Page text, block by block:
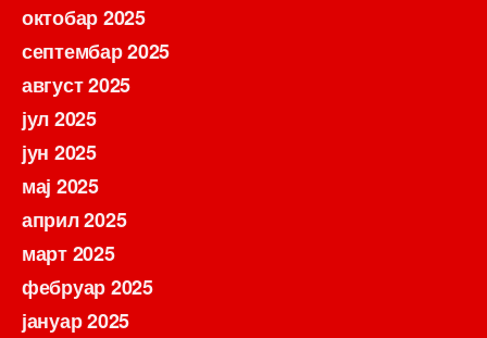
октобар 2025
септембар 2025
август 2025
јул 2025
јун 2025
мај 2025
април 2025
март 2025
фебруар 2025
јануар 2025